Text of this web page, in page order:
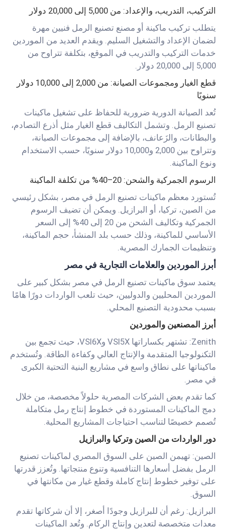
التركيب، التدريب، والإعداد: من 5,000 إلى 20,000 دولار
يتطلب تركيب ماكينة أو مصنع تصنيع الرمل فنيين مهرة
لضمان الإعداد والتشغيل السليم. ويقدم العديد من الموردين
خدمات التركيب والتدريب في الموقع، بتكلفة تتراوح من
5,000 إلى 20,000 دولار.
قطع الغيار ومجموعات الصيانة: من 2,000 إلى 10,000 دولار
سنويًا
تُعد الصيانة الدورية ضرورية للحفاظ على تشغيل ماكينات
تصنيع الرمل. وتشمل التكاليف قطع الغيار مثل أذرع التصادم،
والبطانات، والزَعانف، بالإضافة إلى مجموعات الصيانة،
وتتراوح بين 2,000 و10,000 دولار سنويًا، حسب الاستخدام
ونوع الماكينة.
الرسوم الجمركية والشحن: 20–40% من تكلفة الماكينة
تُستورد معظم ماكينات تصنيع الرمل في مصر، بشكل رئيسي
من الصين، تركيا، أو البرازيل. ويمكن أن تضيف الرسوم
الجمركية وتكاليف الشحن من 20 إلى 40% إلى السعر
الأساسي للماكينة، وذلك حسب بلد المنشأ، حجم الماكينة،
وتنظيمات الجمارك المصرية.
أبرز الموردين والعلامات التجارية في مصر
يعتمد سوق ماكينات تصنيع الرمل في مصر بشكل كبير على
الموردين المحليين والدوليين، حيث تلعب الواردات دورًا هامًا
بسبب محدودية التصنيع المحلي.
أبرز المصنعين والموردين
Zenith: تشتهر بكساراتها VSI5X وVSI6X، حيث تجمع بين
التكنولوجيا المتقدمة والإنتاج العالي وكفاءة الطاقة. وتُستخدم
ماكيناتها على نطاق واسع في مشاريع البنية التحتية الكبرى
في مصر.
كما تقدم بعض الشركات المصرية حلولاً مخصصة، من خلال
دمج الماكينات المستوردة في خطوط إنتاج رمل متكاملة
تُصمم خصيصًا لتناسب احتياجات المشاريع المحلية.
دور الواردات من الصين وتركيا والبرازيل
الصين: تهيمن الصين على السوق المصري لماكينات تصنيع
الرمل بفضل أسعارها التنافسية وتنوع منتجاتها. وتُعزز قدرتها
على توفير خطوط إنتاج كاملة وقطع غيار من مكانتها في
السوق.
البرازيل: رغم أن للبرازيل وجودًا أصغر، إلا أن شركاتها تقدم
معدات متخصصة لتعدين وإنتاج الركام. وتُعد الماكينات